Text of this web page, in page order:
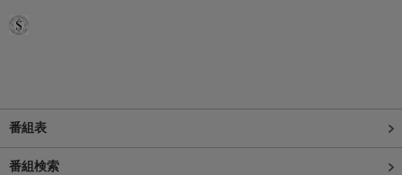
番組表
番組検索